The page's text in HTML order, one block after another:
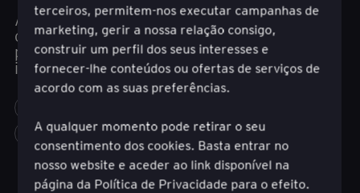
A SkiStar está a utilizar uma estratégia
orientada para a experiência para mudar a
perceção de ser um fornecedor de destinos de
inverno para criar um negócio para todo o ano.
EXPERIÊNCIA DO CONSUMIDOR
more_horiz
terceiros, permitem-nos executar campanhas de
marketing, gerir a nossa relação consigo,
construir um perfil dos seus interesses e
fornecer-lhe conteúdos ou ofertas de serviços de
acordo com as suas preferências.
A qualquer momento pode retirar o seu
consentimento dos cookies. Basta entrar no
nosso website e aceder ao link disponível na
página da Política de Privacidade para o efeito.